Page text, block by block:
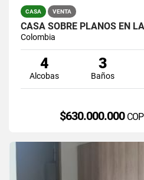
CASA VENTA
CASA SOBRE PLANOS EN
Colombia
4
Alcobas
3
Baños
$630.000.000 COP